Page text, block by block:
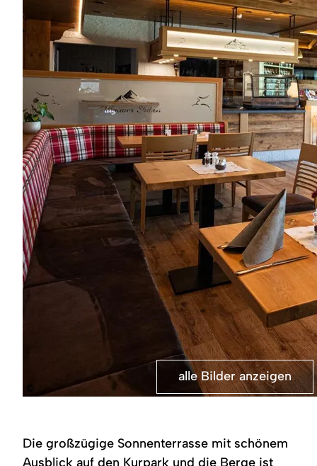
©
außen:
Terrasse,
grüne
alle Bilder anzeigen
Die großzügige Sonnenterrasse mit schönem
Ausblick auf den Kurpark und die Berge ist